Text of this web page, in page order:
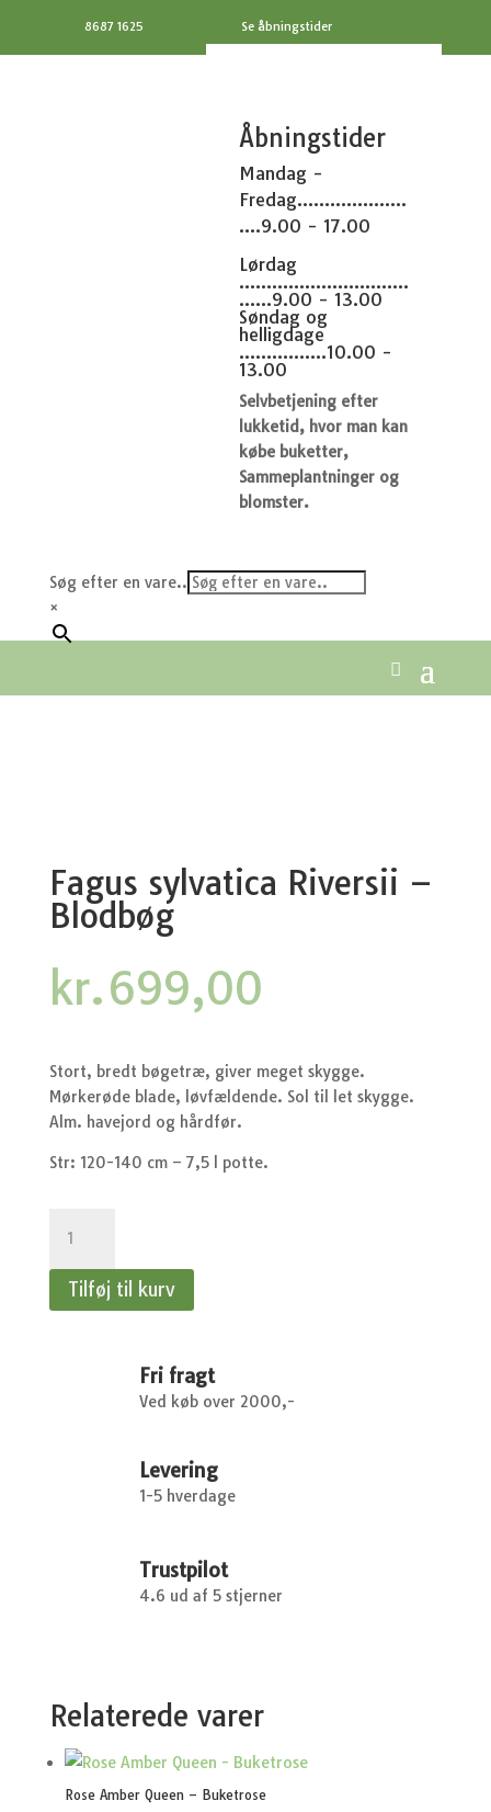
8687 1625 Se åbningstider
Åbningstider
Mandag -
Fredag....................
....9.00 - 17.00
Lørdag
...............................
......9.00 - 13.00
Søndag og
helligdage
................10.00 -
13.00
Selvbetjening efter
lukketid, hvor man kan
købe buketter,
Sammeplantninger og
blomster.
Søg efter en vare..
×
Fagus sylvatica Riversii –
Blodbøg
kr.699,00
Stort, bredt bøgetræ, giver meget skygge.
Mørkerøde blade, løvfældende. Sol til let skygge.
Alm. havejord og hårdfør.
Str: 120-140 cm – 7,5 l potte.
sylvatica
Riversii
Tilføj til kurv
Fri fragt
Ved køb over 2000,-
Levering
1-5 hverdage
Trustpilot
4.6 ud af 5 stjerner
Relaterede varer
Rose Amber Queen – Buketrose